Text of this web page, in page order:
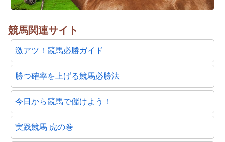
競馬関連サイト
激アツ！競馬必勝ガイド
勝つ確率を上げる競馬必勝法
今日から競馬で儲けよう！
実践競馬 虎の巻